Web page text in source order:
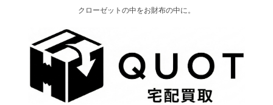
クローゼットの中をお財布の中に。